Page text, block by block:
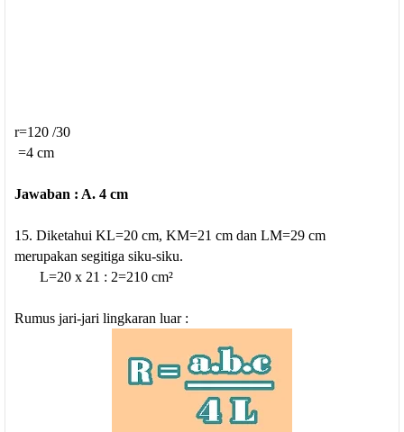
r=120 /30
=4 cm
Jawaban : A. 4 cm
15. Diketahui KL=20 cm, KM=21 cm dan LM=29 cm
merupakan segitiga siku-siku.
L=20 x 21 : 2=210 cm²
Rumus jari-jari lingkaran luar :